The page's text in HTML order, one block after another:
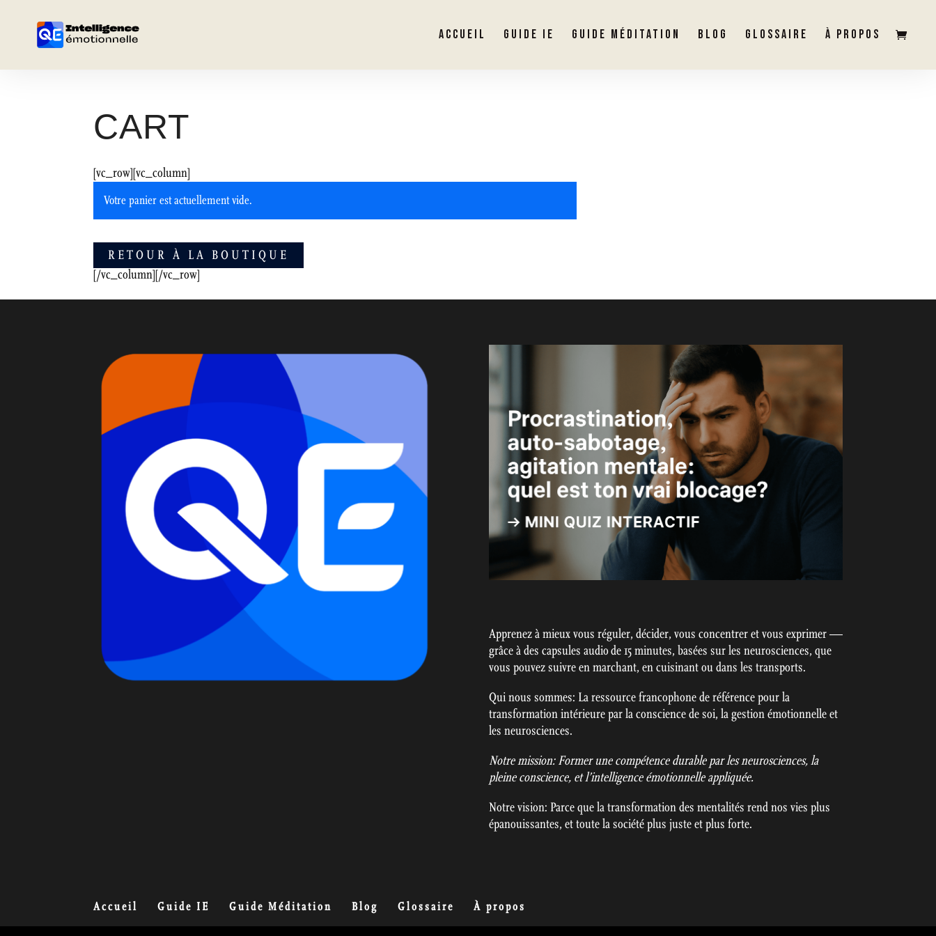
ACCUEIL GUIDE IE GUIDE MÉDITATION BLOG GLOSSAIRE À PROPOS
CART
[vc_row][vc_column]
Votre panier est actuellement vide.
RETOUR À LA BOUTIQUE
[/vc_column][/vc_row]
Apprenez à mieux vous réguler, décider, vous concentrer et vous exprimer —
grâce à des capsules audio de 15 minutes, basées sur les neurosciences, que
vous pouvez suivre en marchant, en cuisinant ou dans les transports.
Qui nous sommes: La ressource francophone de référence pour la
transformation intérieure par la conscience de soi, la gestion émotionnelle et
les neurosciences.
Notre mission: Former une compétence durable par les neurosciences, la
pleine conscience, et l’intelligence émotionnelle appliquée.
Notre vision: Parce que la transformation des mentalités rend nos vies plus
épanouissantes, et toute la société plus juste et plus forte.
Accueil Guide IE Guide Méditation Blog Glossaire À propos